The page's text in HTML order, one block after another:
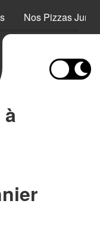
Nos Pizzas Junior